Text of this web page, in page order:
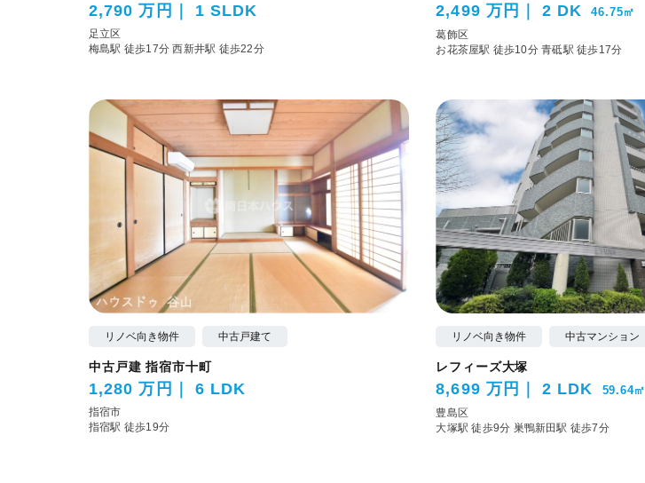
2,790 万円 1 SLDK
足立区
梅島駅 徒歩17分西新井駅 徒歩22分
2,499 万円 2 DK 46.75㎡
葛飾区
お花茶屋駅 徒歩10分青砥駅 徒歩17分
リノベ向き物件 中古戸建て
中古戸建 指宿市十町
1,280 万円 6 LDK
指宿市
指宿駅 徒歩19分
リノベ向き物件 中古マンション
レフィーズ大塚
8,699 万円 2 LDK 59.64㎡
豊島区
大塚駅 徒歩9分 巣鴨新田駅 徒歩7分